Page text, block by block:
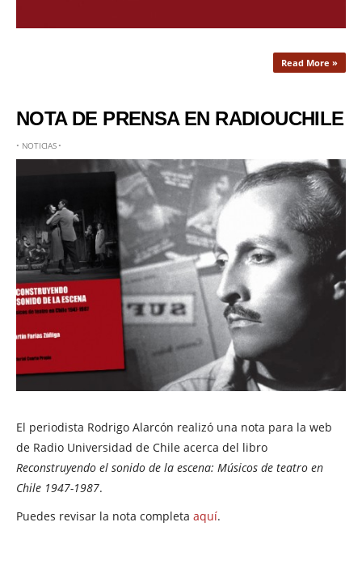
Read More »
NOTA DE PRENSA EN RADIOUCHILE
• NOTICIAS•
El periodista Rodrigo Alarcón realizó una nota para la web
de Radio Universidad de Chile acerca del libro
Reconstruyendo el sonido de la escena: Músicos de teatro en
Chile 1947-1987.
Puedes revisar la nota completa aquí.